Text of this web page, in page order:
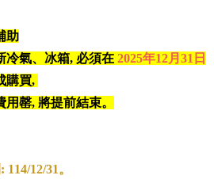
助
冷氣、冰箱, 必須在 2025年12月31日
購買,
用罄, 將提前結束。
12/31。